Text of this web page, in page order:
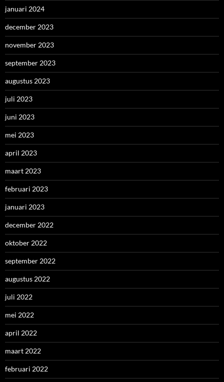
januari 2024
december 2023
november 2023
september 2023
augustus 2023
juli 2023
juni 2023
mei 2023
april 2023
maart 2023
februari 2023
januari 2023
december 2022
oktober 2022
september 2022
augustus 2022
juli 2022
mei 2022
april 2022
maart 2022
februari 2022